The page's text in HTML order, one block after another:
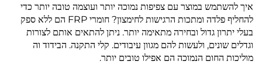
איך להשתמש במוצר עם צפיפות נמוכה יותר ועוצמה טובה יותר כדי
להחליף פלדה ומתכות הרגישות לחימצון? חומרי FRP הם ללא ספק
בעלי יתרון גדול ובחירה מתאימה יותר. ניתן להתאים אותם לצורות
וגדלים שונים, ולעשות להם מגוון עיבודים. קלי התקנה. הבידוד וה
מוליכות החום הנמוכה הם אפילו טובים יותר.